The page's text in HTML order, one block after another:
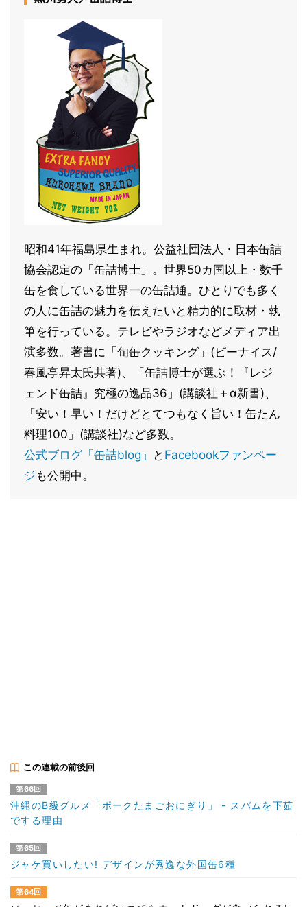
昭和41年福島県生まれ。公益社団法人・日本缶詰
協会認定の「缶詰博士」。世界50カ国以上・数千
缶を食している世界一の缶詰通。ひとりでも多く
の人に缶詰の魅力を伝えたいと精力的に取材・執
筆を行っている。テレビやラジオなどメディア出
演多数。著書に「旬缶クッキング」(ビーナイス/
春風亭昇太氏共著)、「缶詰博士が選ぶ！『レジ
ェンド缶詰』究極の逸品36」(講談社＋α新書)、
「安い！早い！だけどとてつもなく旨い！缶たん
料理100」(講談社)など多数。
公式ブログ「缶詰blog」
と Facebookファンペー
ジ も公開中。
この連載の前後回
第66回
沖縄のB級グルメ「ポークたまごおにぎり」 - スパムを下茹
でする理由
第65回
ジャケ買いしたい! デザインが秀逸な外国缶6種
第64回